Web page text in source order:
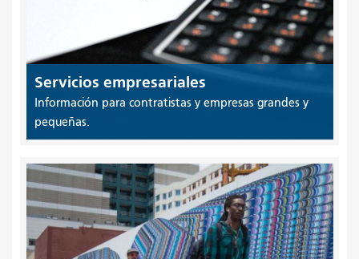
Servicios empresariales
Información para contratistas y empresas grandes y
pequeñas.